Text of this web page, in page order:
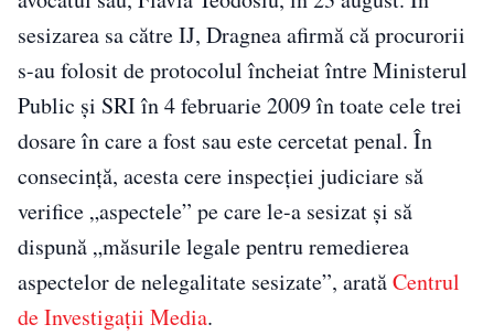
sesizarea sa către IJ, Dragnea afirmă că procurorii
s-au folosit de protocolul încheiat între Ministerul
Public și SRI în 4 februarie 2009 în toate cele trei
dosare în care a fost sau este cercetat penal. În
consecință, acesta cere inspecției judiciare să
verifice „aspectele” pe care le-a sesizat și să
dispună „măsurile legale pentru remedierea
aspectelor de nelegalitate sesizate”, aratăCentrul
de Investigaţii Media.